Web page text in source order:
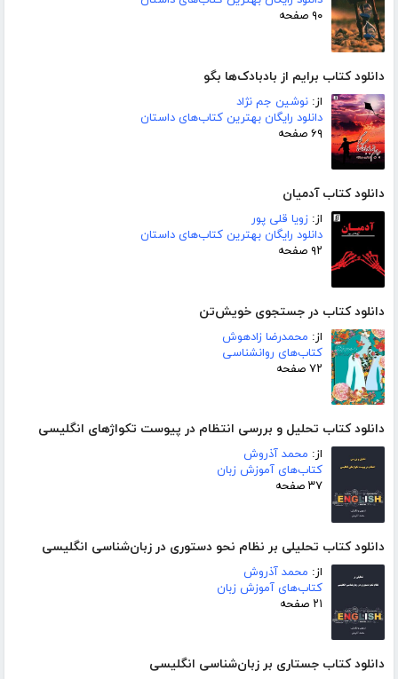
۹۰ صفحه
دانلود کتاب برایم از بادبادک‌ها بگو
از: نوشین جم نژاد
دانلود رایگان بهترین کتاب‌های داستان
۶۹ صفحه
دانلود کتاب آدمیان
از: زویا قلی پور
دانلود رایگان بهترین کتاب‌های داستان
۹۲ صفحه
دانلود کتاب در جستجوی خویش‌تن
از: محمدرضا زادهوش
کتاب‌های روانشناسی
۷۲ صفحه
دانلود کتاب تحلیل و بررسی انتظام در پیوست تکواژهای انگلیسی
از: محمد آذروش
کتاب‌های آموزش زبان
۳۷ صفحه
دانلود کتاب تحلیلی بر نظام نحو دستوری در زبان‌شناسی انگلیسی
از: محمد آذروش
کتاب‌های آموزش زبان
۲۱ صفحه
دانلود کتاب جستاری بر زبان‌شناسی انگلیسی